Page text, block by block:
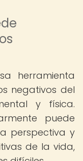
herramienta
negativos del
y física.
puede
perspectiva y
de la vida,